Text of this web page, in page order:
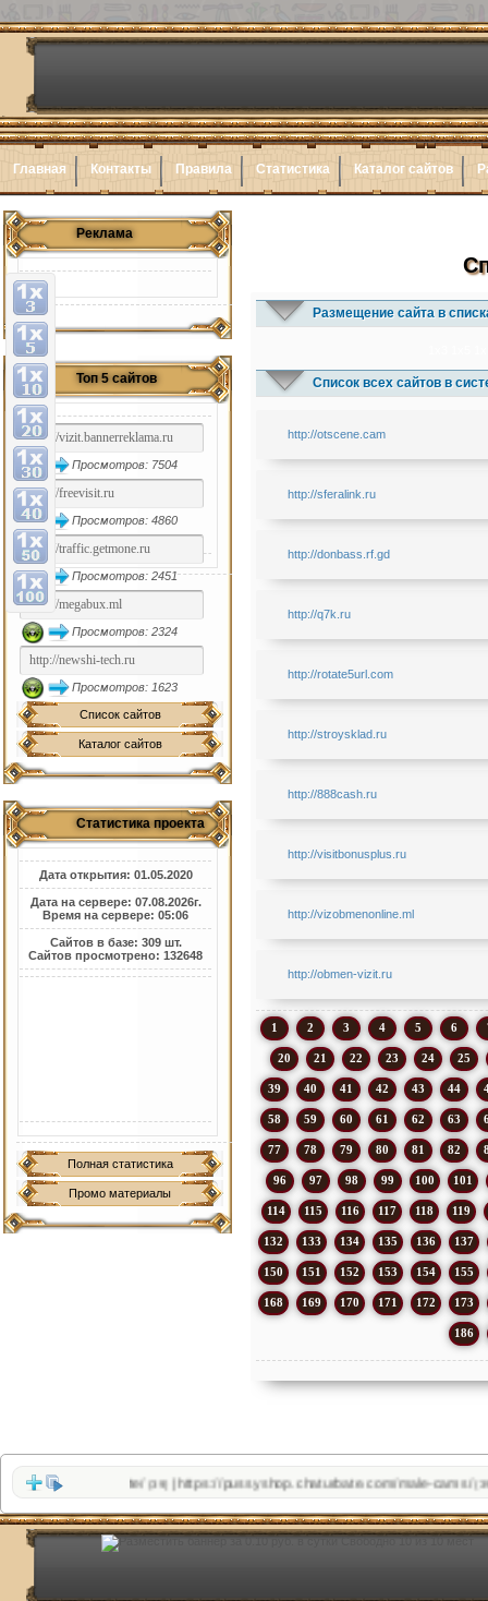
Главная Контакты Правила Статистика Каталог сайтов
Реклама
Топ 5 сайтов
Просмотров: 7504
Просмотров: 4860
Просмотров: 2451
Просмотров: 2324
Просмотров: 1623
Список сайтов
Каталог сайтов
Статистика проекта
Дата открытия: 01.05.2020
Дата на сервере: 07.08.2026г.
Время на сервере: 05:06
Сайтов в базе: 309 шт.
Сайтов просмотрено: 132648
Полная статистика
Промо материалы
Размещение сайта в
Список всех сайтов в
http://otscene.cam
http://sferalink.ru
http://donbass.rf.gd
http://q7k.ru
http://rotate5url.com
http://stroysklad.ru
http://888cash.ru
http://visitbonusplus.ru
http://vizobmenonline.ml
http://obmen-vizit.ru
1 2 3 4 5 6
20 21 22 23 24 25
39 40 41 42 43 44
58 59 60 61 62 63
77 78 79 80 81 82
96 97 98 99 100 101
114 115 116 117 118 119
132 133 134 135 136 137
150 151 152 153 154 155
168 169 170 171 172 173
186
https://pussyshop.chaturbate.com/male-cams/(39)|http://